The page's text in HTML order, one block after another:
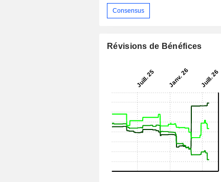
Consensus
Révisions de Bénéfices